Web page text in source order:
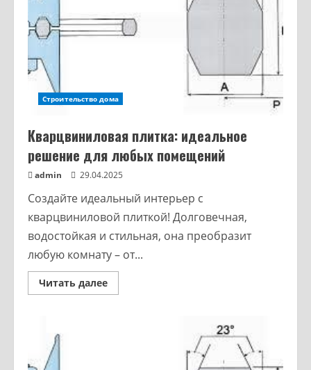
Строительство дома
Кварцвиниловая плитка: идеальное
решение для любых помещений
admin 29.04.2025
Создайте идеальный интерьер с
кварцвиниловой плиткой! Долговечная,
водостойкая и стильная, она преобразит
любую комнату – от...
Читать далее